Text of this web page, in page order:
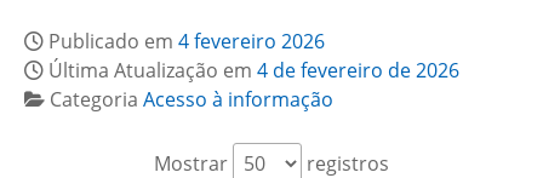
Publicado em 4 fevereiro 2026
Última Atualização em 4 de fevereiro de 2026
Categoria Acesso à informação
Mostrar registros